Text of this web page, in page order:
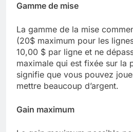
Gamme de mise
La gamme de la mise
(20$ maximum pour les
10,00 $ par ligne et ne
maximale qui est fixée sur la
signifie que vous pouvez
mettre beaucoup d’argent.
Gain maximum